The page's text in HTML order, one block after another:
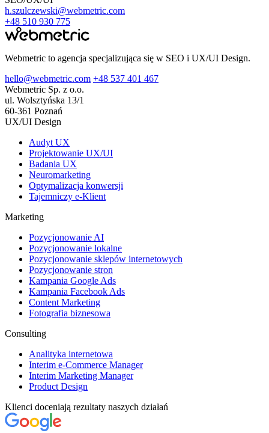
h.szulczewski@webmetric.com
+48 510 930 775
Webmetric to agencja specjalizująca się w SEO i UX/UI Design.
hello@webmetric.com +48 537 401 467
Webmetric Sp. z o.o.
ul. Wolsztyńska 13/1
60-361 Poznań
UX/UI Design
Audyt UX
Projektowanie UX/UI
Badania UX
Neuromarketing
Optymalizacja konwersji
Tajemniczy e-Klient
Marketing
Pozycjonowanie AI
Pozycjonowanie lokalne
Pozycjonowanie sklepów internetowych
Pozycjonowanie stron
Kampania Google Ads
Kampania Facebook Ads
Content Marketing
Fotografia biznesowa
Consulting
Analityka internetowa
Interim e-Commerce Manager
Interim Marketing Manager
Product Design
Klienci doceniają rezultaty naszych działań